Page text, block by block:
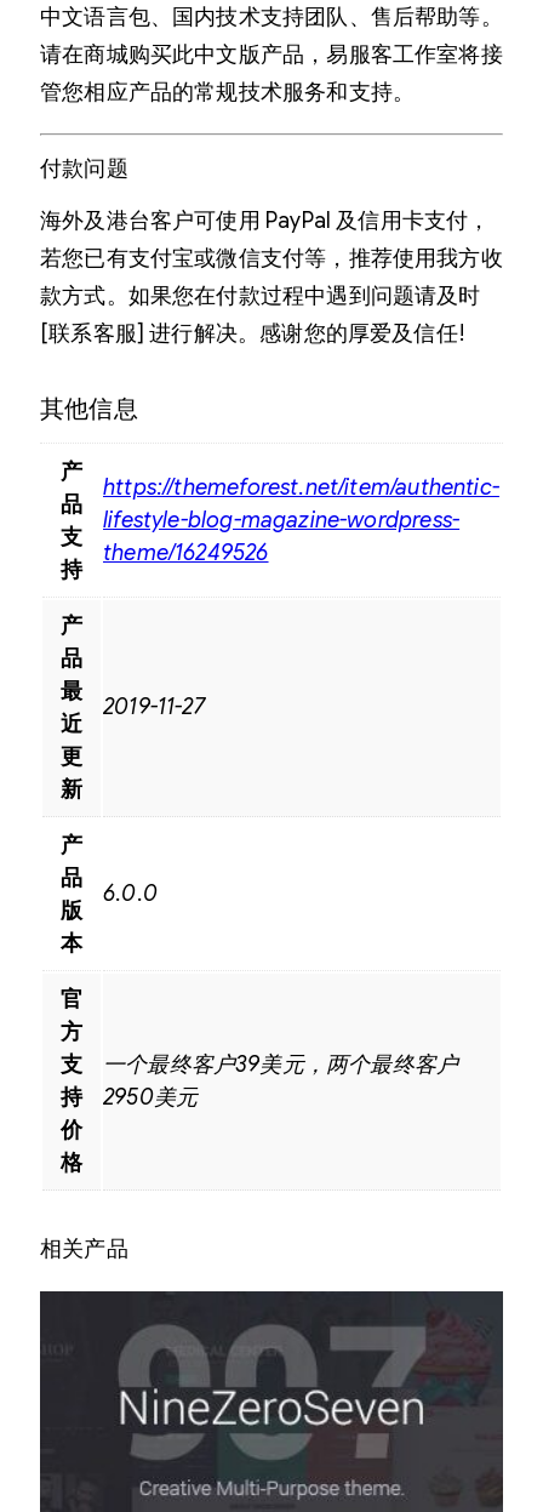
中文语言包、国内技术支持团队、售后帮助等。
请在商城购买此中文版产品，易服客工作室将接
管您相应产品的常规技术服务和支持。
付款问题
海外及港台客户可使用 PayPal 及信用卡支付，
若您已有支付宝或微信支付等，推荐使用我方收
款方式。如果您在付款过程中遇到问题请及时
[联系客服] 进行解决。感谢您的厚爱及信任!
其他信息
产
品
支
持
https://themeforest.net/item/authentic-
lifestyle-blog-magazine-wordpress-
theme/16249526
产
品
最
近
更
新
2019-11-27
产
品
版
本
6.0.0
官
方
支
持
价
格
一个最终客户39美元，两个最终客户
2950美元
相关产品